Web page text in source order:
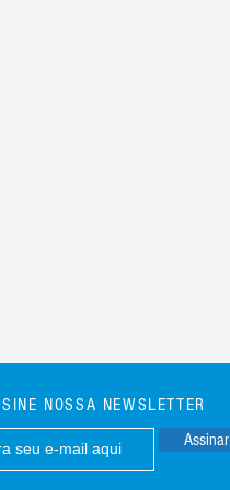
NOSSA NEWSLETTER
Assinar